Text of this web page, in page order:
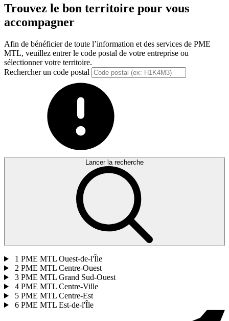
Trouvez le bon territoire pour vous
accompagner
Afin de bénéficier de toute l’information et des services de PME
MTL, veuillez entrer le code postal de votre entreprise ou
sélectionner votre territoire.
Rechercher un code postal
Lancer la recherche
1 PME MTL Ouest-de-l'Île
2 PME MTL Centre-Ouest
3 PME MTL Grand Sud-Ouest
4 PME MTL Centre-Ville
5 PME MTL Centre-Est
6 PME MTL Est-de-l'Île